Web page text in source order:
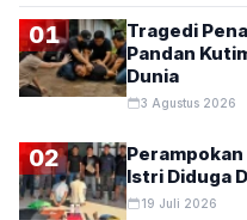
01
Tragedi
Pandan
Dunia
3 Agustus 2026
02
Istri Diduga
19 Juli 2026